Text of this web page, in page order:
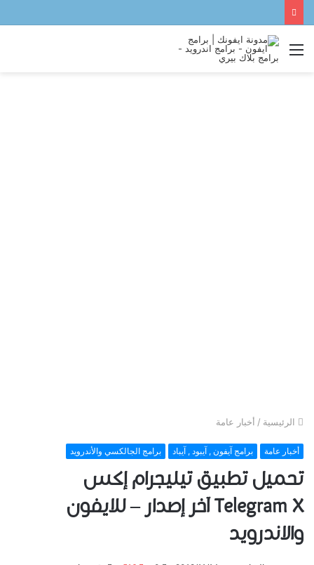
القائمة
الرئيسية / أخبار عامة
أخبار عامة برامج آيفون , آيبود , آيباد برامج الجالكسي والأندرويد
تحميل تطبيق تيليجرام إكس
Telegram X آخر إصدار – للايفون
والاندرويد